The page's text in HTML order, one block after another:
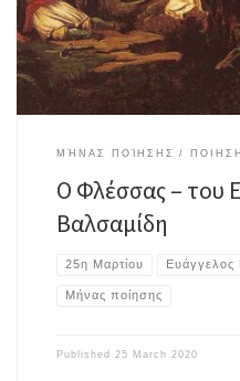
κεφαλές δεν θα γινούνε πόδια.
ΜΉΝΑΣ ΠΟΊΗΣΗΣ ΠΟΙΗΣΗ
Ο Φλέσσας – του
Βαλσαμίδη
25η Μαρτίου Ευάγγελος
Μήνας ποίησης
Published 25 March 2020